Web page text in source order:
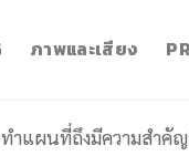
ภาพและเสียง
ำแผนที่ถึงมีความสำคั